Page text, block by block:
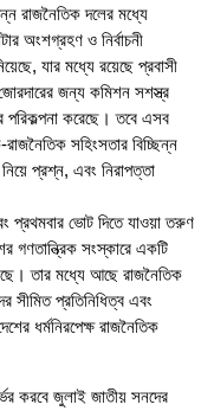
রাজনৈতিক দলের মধ্যে
অংশগ্রহণ ও নির্বাচনী
যার মধ্যে রয়েছে প্রবাসী
জন্য কমিশন সশস্ত্র
পরিকল্পনা করেছে। তবে এসব
সহিংসতার বিচ্ছিন্ন
নিয়ে প্রশ্ন, এবং নিরাপত্তা
প্রথমবার ভোট দিতে যাওয়া তরুণ
গণতান্ত্রিক সংস্কারে একটি
তার মধ্যে আছে রাজনৈতিক
সীমিত প্রতিনিধিত্ব এবং
ধর্মনিরপেক্ষ রাজনৈতিক
করবে জুলাই জাতীয় সনদের